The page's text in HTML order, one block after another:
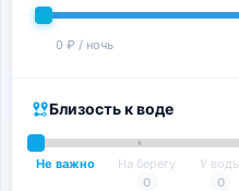
0 ₽ / ночь
Близость к воде
Не важно
На берегу
0
У воды
0